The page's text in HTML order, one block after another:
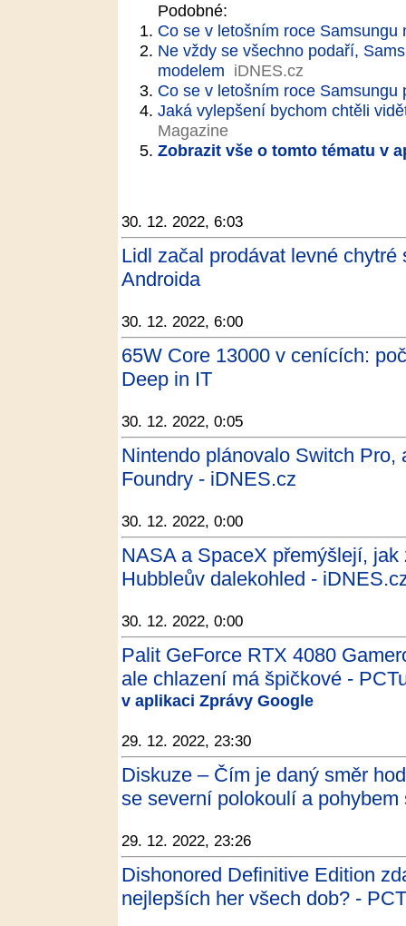
Podobné:
Co se v letošním roce Samsungu
Ne vždy se všechno podaří,
modelem iDNES.cz
Co se v letošním roce Samsungu
Jaká vylepšení bychom chtěli
Magazine
Zobrazit vše o tomto tématu v
30. 12. 2022, 6:03
Lidl začal prodávat levné
Androida
30. 12. 2022, 6:00
65W Core 13000 v cenících:
Deep in IT
30. 12. 2022, 0:05
Nintendo plánovalo Switch
Foundry - iDNES.cz
30. 12. 2022, 0:00
NASA a SpaceX přemýšlejí,
Hubbleův dalekohled -
30. 12. 2022, 0:00
Palit GeForce RTX 4080
ale chlazení má špičkové -
v aplikaci Zprávy Google
29. 12. 2022, 23:30
Diskuze – Čím je daný směr
se severní polokoulí a
29. 12. 2022, 23:26
Dishonored Definitive Edition
nejlepších her všech dob? -